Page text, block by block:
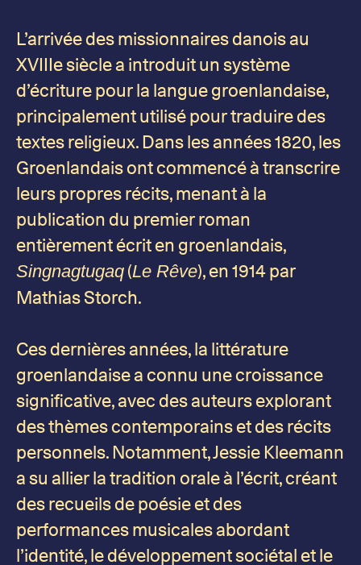
L’arrivée des missionnaires danois au
XVIIIe siècle a introduit un système
d’écriture pour la langue groenlandaise,
principalement utilisé pour traduire des
textes religieux. Dans les années 1820, les
Groenlandais ont commencé à transcrire
leurs propres récits, menant à la
publication du premier roman
entièrement écrit en groenlandais,
Singnagtugaq (Le Rêve), en 1914 par
Mathias Storch.
Ces dernières années, la littérature
groenlandaise a connu une croissance
significative, avec des auteurs explorant
des thèmes contemporains et des récits
personnels. Notamment, Jessie Kleemann
a su allier la tradition orale à l’écrit, créant
des recueils de poésie et des
performances musicales abordant
l’identité, le développement sociétal et le